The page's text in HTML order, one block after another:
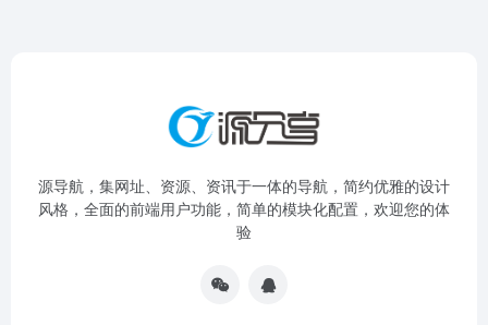
源导航，集网址、资源、资讯于一体的导航，简约优雅的设计
风格，全面的前端用户功能，简单的模块化配置，欢迎您的体
验